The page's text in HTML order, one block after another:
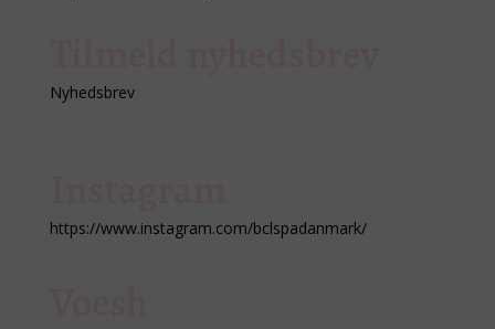
Nyhedsbrev
https://www.instagram.com/bclspadanmark/